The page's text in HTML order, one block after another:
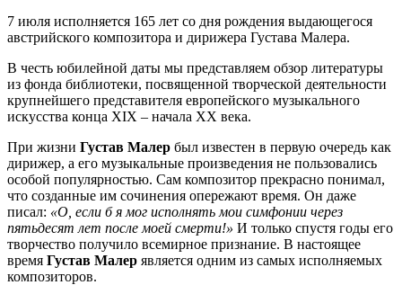
7 июля исполняется 165 лет со дня рождения выдающегося
австрийского композитора и дирижера Густава Малера.
В честь юбилейной даты мы представляем обзор литературы
из фонда библиотеки, посвященной творческой деятельности
крупнейшего представителя европейского музыкального
искусства конца XIX – начала XX века.
При жизни Густав Малер был известен в первую очередь как
дирижер, а его музыкальные произведения не пользовались
особой популярностью. Сам композитор прекрасно понимал,
что созданные им сочинения опережают время. Он даже
писал: «О, если б я мог исполнять мои симфонии через
пятьдесят лет после моей смерти!» И только спустя годы его
творчество получило всемирное признание. В настоящее
время Густав Малер является одним из самых исполняемых
композиторов.